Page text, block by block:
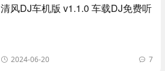
清风DJ车机版 v1.1.0 车载DJ免费听
2024-06-20 7